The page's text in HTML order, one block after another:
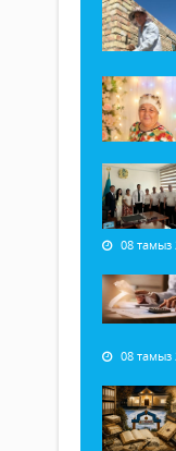
08 тамыз
08 тамыз